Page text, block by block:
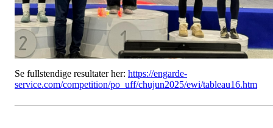
Se fullstendige resultater her: https://engarde-
service.com/competition/po_uff/chujun2025/ewi/tableau16.htm